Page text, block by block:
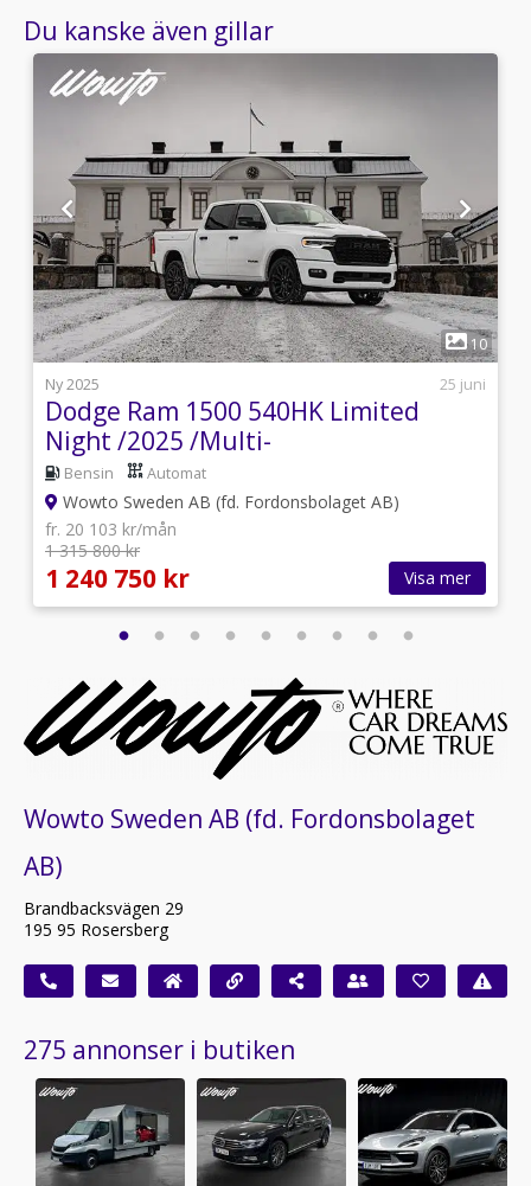
Du kanske även gillar
1
10
Ny 2025
25 juni
Dodge Ram 1500 540HK Limited
Night /2025 /Multi-
Tail/Rambox/3.99%
Bensin Automat
Wowto Sweden AB (fd. Fordonsbolaget AB)
fr. 20 103 kr/mån
1 315 800 kr
1 240 750 kr Visa mer
Wowto Sweden AB (fd. Fordonsbolaget
AB)
Brandbacksvägen 29
195 95 Rosersberg
275 annonser i butiken